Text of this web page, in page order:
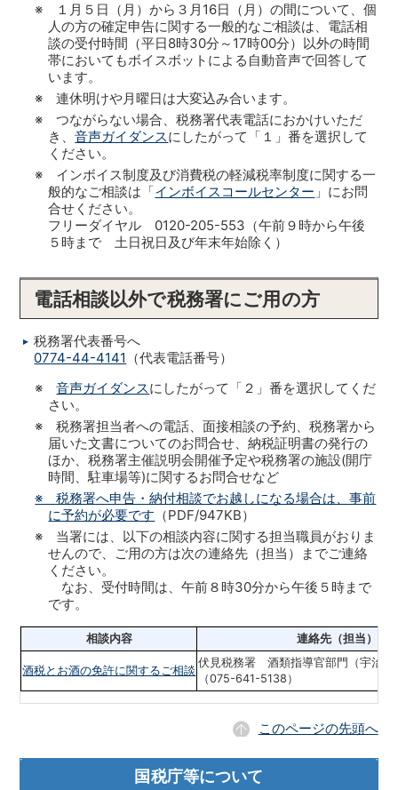
※ １月５日（月）から３月16日（月）の間について、個
人の方の確定申告に関する一般的なご相談は、電話相
談の受付時間（平日8時30分～17時00分）以外の時間
帯においてもボイスボットによる自動音声で回答して
います。
※ 連休明けや月曜日は大変込み合います。
※ つながらない場合、税務署代表電話におかけいただ
き、音声ガイダンスにしたがって「１」番を選択して
ください。
※ インボイス制度及び消費税の軽減税率制度に関する一
般的なご相談は「インボイスコールセンター 」にお問
合せください。
フリーダイヤル 0120-205-553（午前９時から午後
５時まで 土日祝日及び年末年始除く）
電話相談以外で税務署にご用の方
税務署代表番号へ
0774-44-4141 （代表電話番号）
※音声ガイダンスにしたがって「２」番を選択してくだ
さい。
※ 税務署担当者への電話、面接相談の予約、税務署から
届いた文書についてのお問合せ、納税証明書の発行の
ほか、税務署主催説明会開催予定や税務署の施設(開庁
時間、駐車場等)に関するお問合せなど
※ 税務署へ申告・納付相談でお越しになる場合は、事前
に予約が必要です （PDF/947KB）
※ 当署には、以下の相談内容に関する担当職員がおりま
せんので、ご用の方は次の連絡先（担当）までご連絡
ください。
なお、受付時間は、午前８時30分から午後５時まで
です。
相談内容 連絡先（担当）
酒税とお酒の免許に関するご相談
伏見税務署 酒類指導官部門（宇治税
（075-641-5138）
このページの先頭へ
国税庁等について